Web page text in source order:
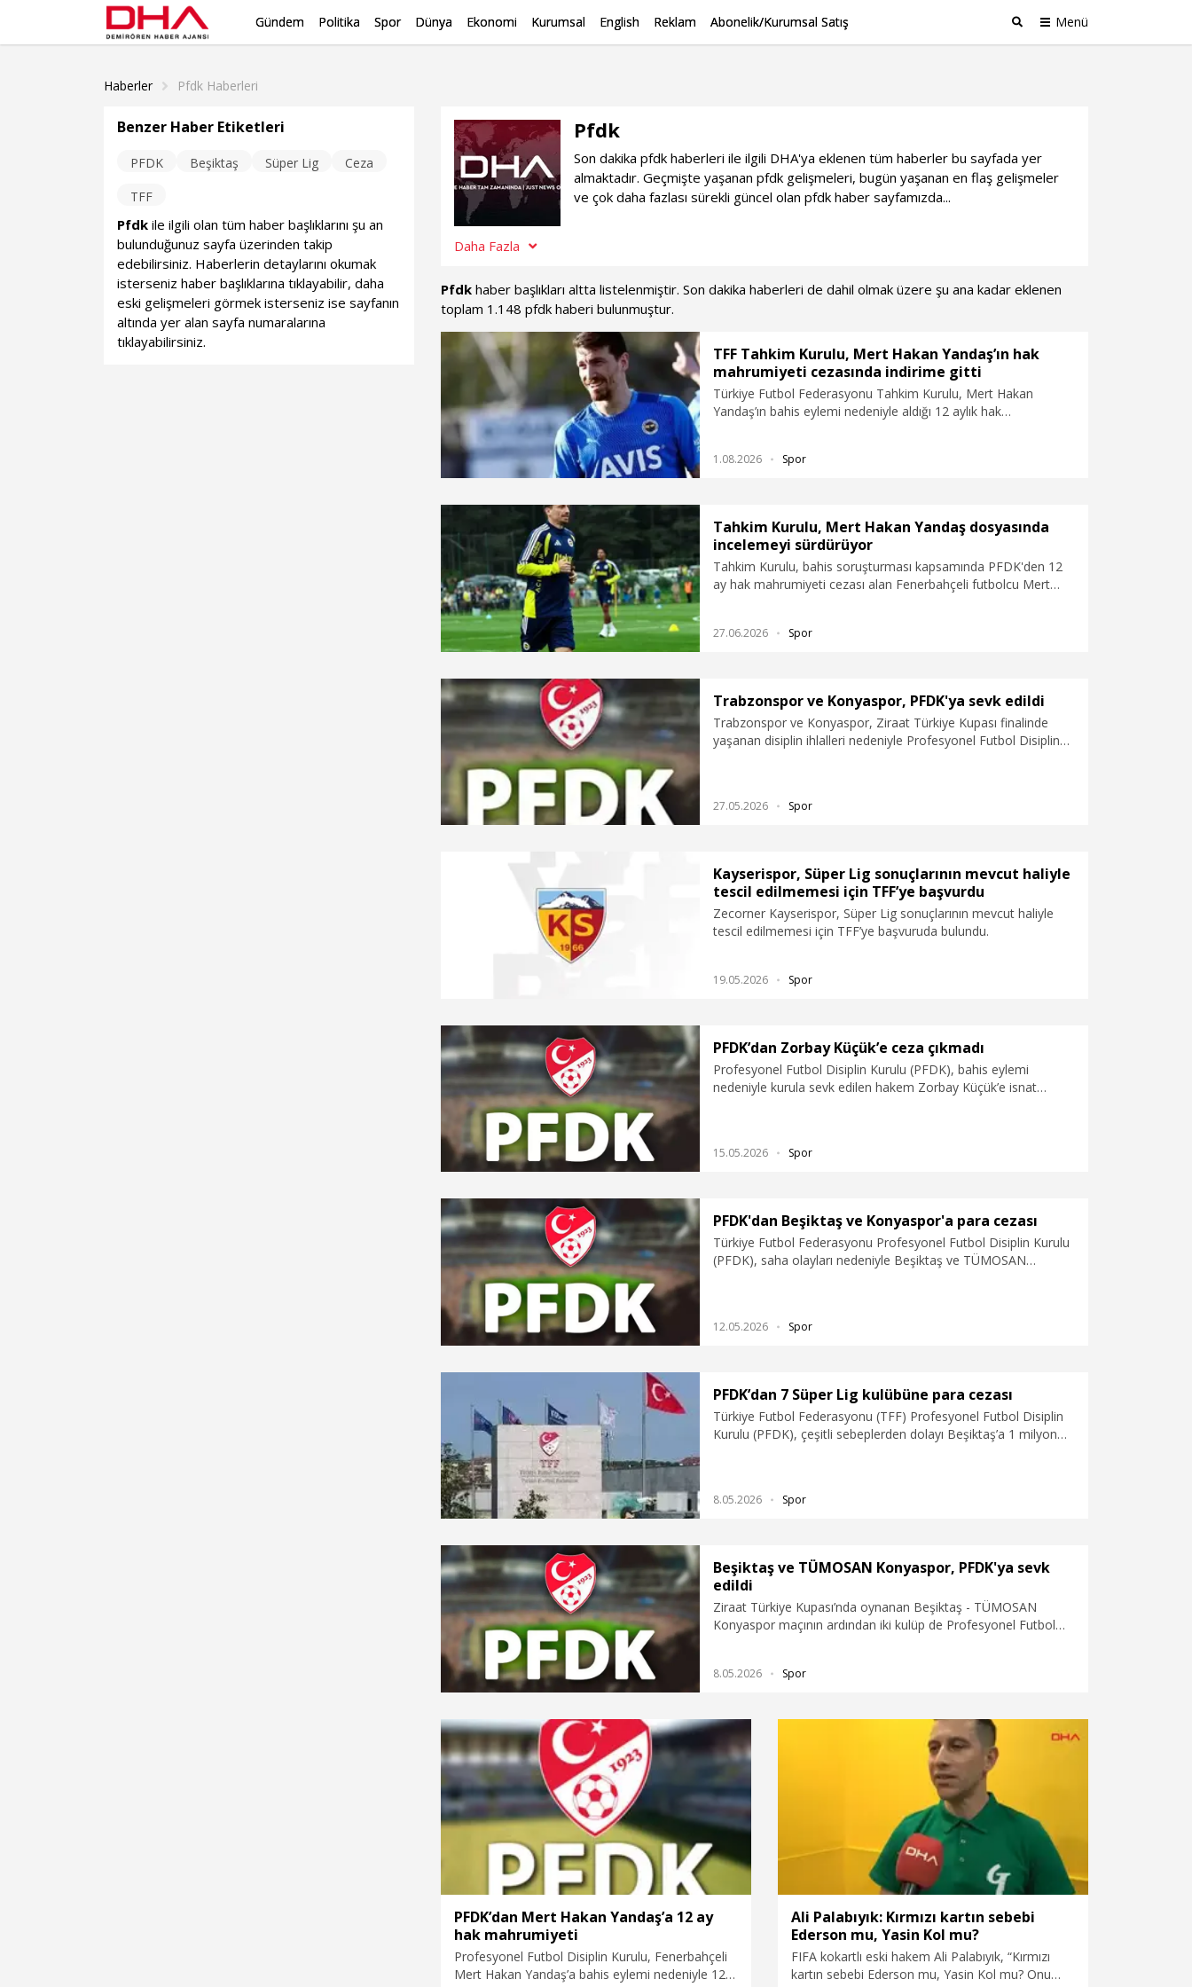
Gündem Politika Spor Dünya Ekonomi Kurumsal English Reklam Abonelik/Kurumsal Satış Menü
Haberler
Pfdk Haberleri
Pfdk
Son dakika pfdk haberleri ile ilgili DHA'ya eklenen tüm haberler bu sayfada yer
almaktadır. Geçmişte yaşanan pfdk gelişmeleri, bugün yaşanan en flaş gelişmeler
ve çok daha fazlası sürekli güncel olan pfdk haber sayfamızda...
Daha Fazla
Pfdk haber başlıkları altta listelenmiştir. Son dakika haberleri de dahil olmak üzere şu ana kadar eklenen
toplam 1.148 pfdk haberi bulunmuştur.
TFF Tahkim Kurulu, Mert Hakan Yandaş’ın hak
mahrumiyeti cezasında indirime gitti
Türkiye Futbol Federasyonu Tahkim Kurulu, Mert Hakan
Yandaş’ın bahis eylemi nedeniyle aldığı 12 aylık hak
1.08.2026 Spor
Tahkim Kurulu, Mert Hakan Yandaş dosyasında
incelemeyi sürdürüyor
Tahkim Kurulu, bahis soruşturması kapsamında PFDK'den 12
ay hak mahrumiyeti cezası alan Fenerbahçeli futbolcu Mert
27.06.2026 Spor
Trabzonspor ve Konyaspor, PFDK'ya sevk edildi
Trabzonspor ve Konyaspor, Ziraat Türkiye Kupası finalinde
yaşanan disiplin ihlalleri nedeniyle Profesyonel Futbol Disiplin
27.05.2026 Spor
Kayserispor, Süper Lig sonuçlarının mevcut haliyle
tescil edilmemesi için TFF’ye başvurdu
Zecorner Kayserispor, Süper Lig sonuçlarının mevcut haliyle
tescil edilmemesi için TFF’ye başvuruda bulundu.
19.05.2026 Spor
PFDK’dan Zorbay Küçük’e ceza çıkmadı
Profesyonel Futbol Disiplin Kurulu (PFDK), bahis eylemi
nedeniyle kurula sevk edilen hakem Zorbay Küçük’e isnat
15.05.2026 Spor
PFDK'dan Beşiktaş ve Konyaspor'a para cezası
Türkiye Futbol Federasyonu Profesyonel Futbol Disiplin Kurulu
(PFDK), saha olayları nedeniyle Beşiktaş ve TÜMOSAN
12.05.2026 Spor
PFDK’dan 7 Süper Lig kulübüne para cezası
Türkiye Futbol Federasyonu (TFF) Profesyonel Futbol Disiplin
Kurulu (PFDK), çeşitli sebeplerden dolayı Beşiktaş’a 1 milyon
Antalyaspor'a ise 220'şer bin TL para cezası verdi.
8.05.2026 Spor
Beşiktaş ve TÜMOSAN Konyaspor, PFDK'ya sevk
edildi
Ziraat Türkiye Kupası’nda oynanan Beşiktaş - TÜMOSAN
Konyaspor maçının ardından iki kulüp de Profesyonel Futbol
8.05.2026 Spor
PFDK’dan Mert Hakan Yandaş’a 12 ay
hak mahrumiyeti
Profesyonel Futbol Disiplin Kurulu, Fenerbahçeli
Mert Hakan Yandaş’a bahis eylemi nedeniyle 12
Ali Palabıyık: Kırmızı kartın sebebi
Ederson mu, Yasin Kol mu?
FIFA kokartlı eski hakem Ali Palabıyık, “Kırmızı
kartın sebebi Ederson mu, Yasin Kol mu? Onu
Benzer Haber Etiketleri
PFDK Beşiktaş Süper Lig
Ceza
TFF
Pfdk ile ilgili olan tüm haber başlıklarını şu an
bulunduğunuz sayfa üzerinden takip
edebilirsiniz. Haberlerin detaylarını okumak
isterseniz haber başlıklarına tıklayabilir, daha
eski gelişmeleri görmek isterseniz ise sayfanın
altında yer alan sayfa numaralarına
tıklayabilirsiniz.